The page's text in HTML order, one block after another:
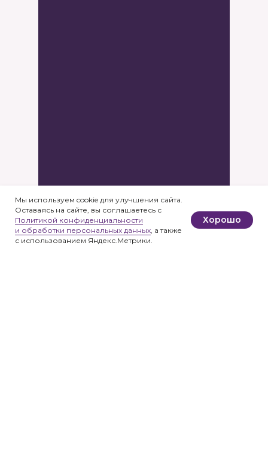
Мы используем cookie для улучшения сайта.
Оставаясь на сайте, вы соглашаетесь с
Политикой конфиденциальности
и обработки персональных данных, а также
с использованием Яндекс.Метрики.
Хорошо